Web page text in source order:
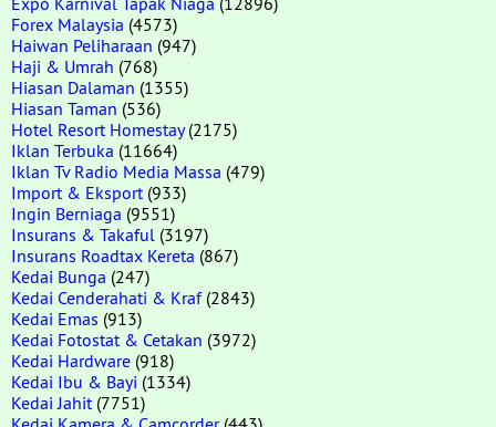
Forex Malaysia (4573)
Haiwan Peliharaan (947)
Haji & Umrah (768)
Hiasan Dalaman (1355)
Hiasan Taman (536)
Hotel Resort Homestay(2175)
Iklan Terbuka (11664)
Iklan Tv Radio Media Massa (479)
Import & Eksport (933)
Ingin Berniaga (9551)
Insurans & Takaful (3197)
Insurans Roadtax Kereta (867)
Kedai Bunga (247)
Kedai Cenderahati & Kraf(2843)
Kedai Emas (913)
Kedai Fotostat & Cetakan (3972)
Kedai Hardware (918)
Kedai Ibu & Bayi (1334)
Kedai Jahit (7751)